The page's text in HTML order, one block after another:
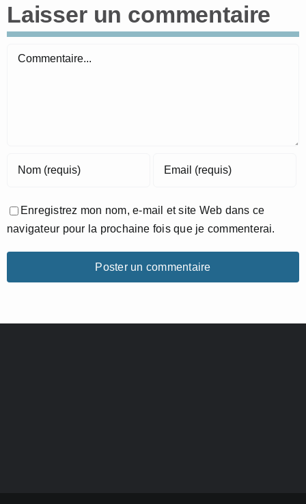
Laisser un commentaire
Commentaire
Enregistrez mon nom, e-mail et site Web dans ce
navigateur pour la prochaine fois que je commenterai.